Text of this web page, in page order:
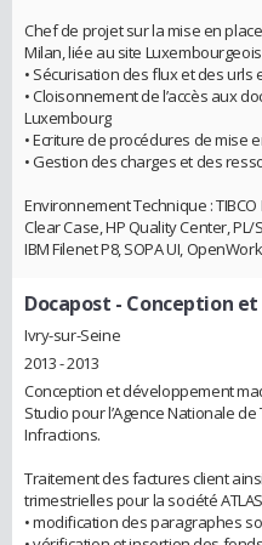
Chef de projet sur la mise en
Milan, liée au site Luxembourgeois
• Sécurisation des flux et des urls
• Cloisonnement de l’accès aux
Luxembourg
• Ecriture de procédures de mise
• Gestion des charges et des
Environnement Technique :
Clear Case, HP Quality Center,
IBM Filenet P8, SOPA UI,
Docapost - Conception
Ivry-sur-Seine
2013 - 2013
Conception et développement
Studio pour l’Agence Nationale
Infractions.
Traitement des factures client
trimestrielles pour la société ATLAS
• modification des paragraphes